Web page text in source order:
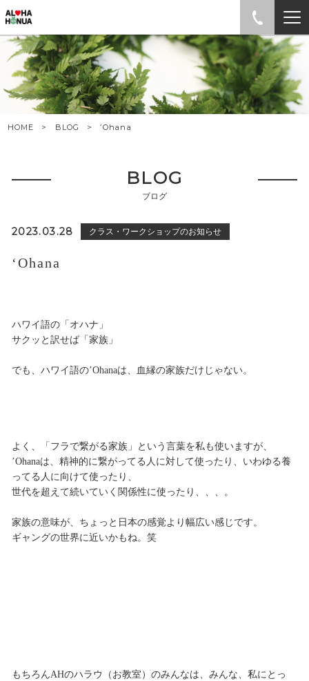
BLOG
ブログ
HOME BLOG ʻOhana
2023.03.28 クラス・ワークショップのお知らせ
ʻOhana
ハワイ語の「オハナ」
サクッと訳せば「家族」
でも、ハワイ語の’Ohanaは、血縁の家族だけじゃない。
よく、「フラで繋がる家族」という言葉を私も使いますが、
’Ohanaは、精神的に繋がってる人に対して使ったり、いわゆる養
ってる人に向けて使ったり、
世代を超えて続いていく関係性に使ったり、、、。
家族の意味が、ちょっと日本の感覚より幅広い感じです。
ギャングの世界に近いかもね。笑
もちろんAHのハラウ（お教室）のみんなは、みんな、私にとっ